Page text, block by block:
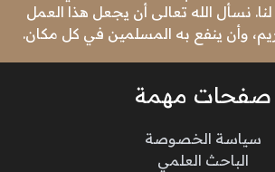
نسأل الله تعالى أن يجعل هذا العمل
وأن ينفع به المسلمين في كل مكان.
صفحات مهمة
سياسة الخصوصة
الباحث العلمي